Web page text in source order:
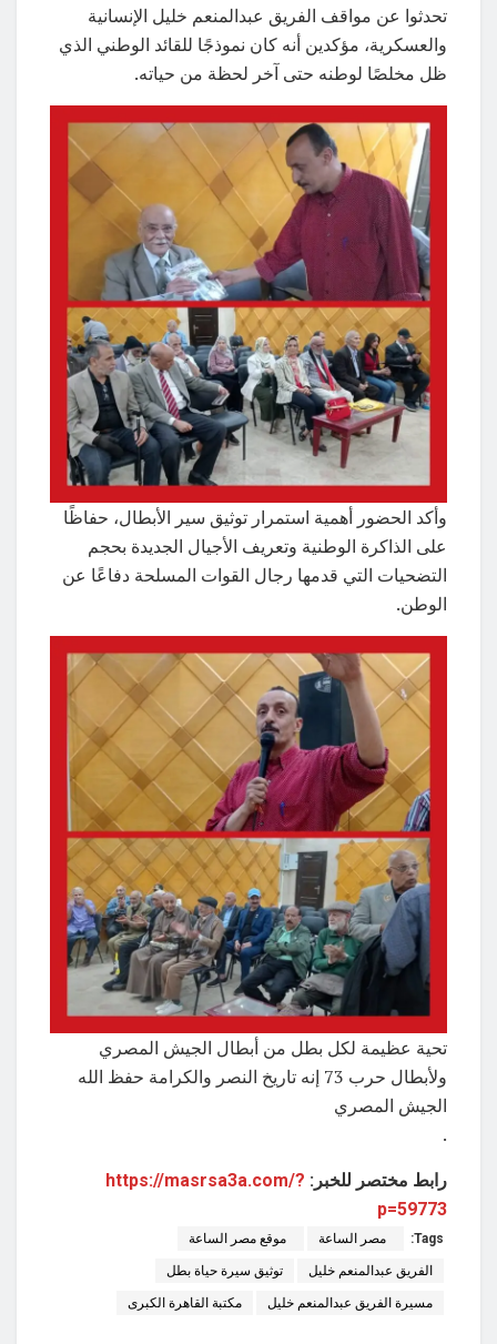
تحدثوا عن مواقف الفريق عبدالمنعم خليل الإنسانية
والعسكرية، مؤكدين أنه كان نموذجًا للقائد الوطني الذي
ظل مخلصًا لوطنه حتى آخر لحظة من حياته.
وأكد الحضور أهمية استمرار توثيق سير الأبطال، حفاظًا
على الذاكرة الوطنية وتعريف الأجيال الجديدة بحجم
التضحيات التي قدمها رجال القوات المسلحة دفاعًا عن
الوطن.
تحية عظيمة لكل بطل من أبطال الجيش المصري
ولأبطال حرب 73 إنه تاريخ النصر والكرامة حفظ الله
الجيش المصري
.
رابط مختصر للخبر: https://masrsa3a.com/?
p=59773
Tags: مصر الساعة موقع مصر الساعة
الفريق عبدالمنعم خليل توثيق سيرة حياة بطل
مسيرة الفريق عبدالمنعم خليل مكتبة القاهرة الكبرى